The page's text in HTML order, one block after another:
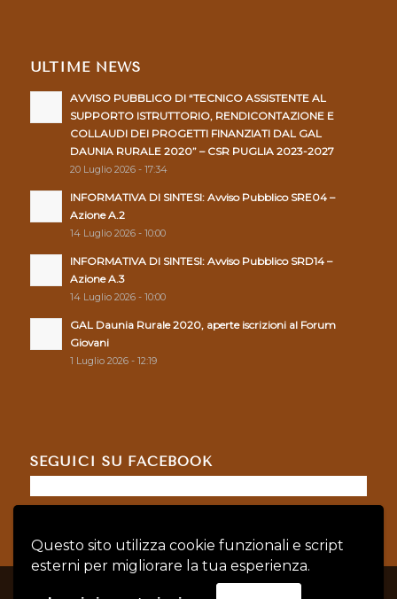
Questo sito utilizza cookie funzionali e script
esterni per migliorare la tua esperienza.
ULTIME NEWS
AVVISO PUBBLICO DI “TECNICO ASSISTENTE AL
SUPPORTO ISTRUTTORIO, RENDICONTAZIONE E
COLLAUDI DEI PROGETTI FINANZIATI DAL GAL
DAUNIA RURALE 2020” – CSR PUGLIA 2023-2027
20 Luglio 2026 - 17:34
INFORMATIVA DI SINTESI: Avviso Pubblico SRE04 –
Azione A.2
14 Luglio 2026 - 10:00
INFORMATIVA DI SINTESI: Avviso Pubblico SRD14 –
Azione A.3
14 Luglio 2026 - 10:00
GAL Daunia Rurale 2020, aperte iscrizioni al Forum
Giovani
1 Luglio 2026 - 12:19
SEGUICI SU FACEBOOK
© Copyright - GAL DAUNIA RURALE 2020 - P.IVA: 04128760719 |